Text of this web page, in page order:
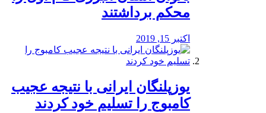
محكم برداشتند
اکتبر 15, 2019
یوزپلنگان ایرانی با نتیجه عجیب
کامبوج را تسلیم خود کردند